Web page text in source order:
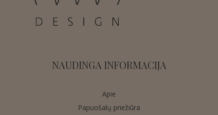
NAUDINGA INFORMACIJA
Apie
Papuošalų priežiūra